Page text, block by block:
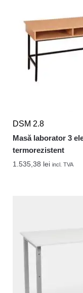
DSM 2.8
Masă laborator 3
termorezistent
1.535,38 lei incl. TVA